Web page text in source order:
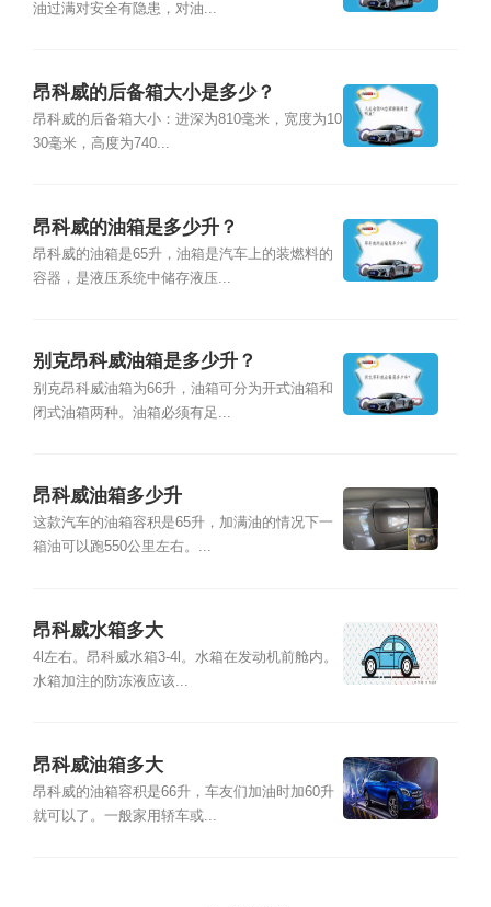
油过满对安全有隐患，对油...
昂科威的后备箱大小是多少？
昂科威的后备箱大小：进深为810毫米，宽度为10
30毫米，高度为740...
昂科威的油箱是多少升？
昂科威的油箱是65升，油箱是汽车上的装燃料的
容器，是液压系统中储存液压...
别克昂科威油箱是多少升？
别克昂科威油箱为66升，油箱可分为开式油箱和
闭式油箱两种。油箱必须有足...
昂科威油箱多少升
这款汽车的油箱容积是65升，加满油的情况下一
箱油可以跑550公里左右。...
昂科威水箱多大
4l左右。昂科威水箱3-4l。水箱在发动机前舱内。
水箱加注的防冻液应该...
昂科威油箱多大
昂科威的油箱容积是66升，车友们加油时加60升
就可以了。一般家用轿车或...